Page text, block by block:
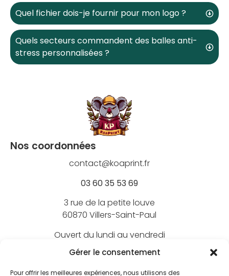
Gérer le consentement
Pour offrir les meilleures expériences, nous utilisons des
Quel fichier dois-je fournir pour mon logo ?
Quels secteurs commandent des balles anti-
stress personnalisées ?
Nos coordonnées
contact@koaprint.fr
03 60 35 53 69
3 rue de la petite louve
60870 Villers-Saint-Paul
Ouvert du lundi au vendredi
de 9h à 18h